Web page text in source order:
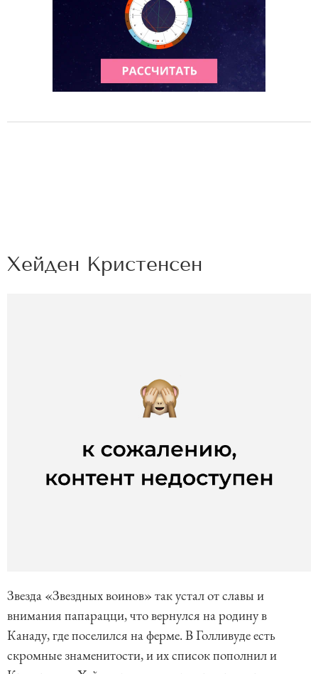
Хейден Кристенсен
Звезда «Звездных воинов» так устал от славы и
внимания папарацци, что вернулся на родину в
Канаду, где поселился на ферме. В Голливуде есть
скромные знаменитости, и их список пополнил и